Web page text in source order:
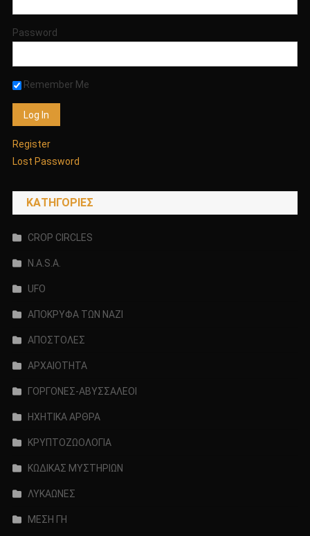
Password
Remember Me
Register
Lost Password
KΑΤΗΓΟΡΊΕΣ
CROP CIRCLES
N.A.S.A.
UFO
ΑΠΟΚΡΥΦΑ ΤΩΝ ΝΑΖΙ
ΑΠΟΣΤΟΛΕΣ
ΑΡΧΑΙΟΤΗΤΑ
ΓΟΡΓΟΝΕΣ-ΑΒΥΣΣΑΛΕΟΙ
ΗΧΗΤΙΚΑ ΑΡΘΡΑ
ΚΡΥΠΤΟΖΩΟΛΟΓΙΑ
ΚΩΔΙΚΑΣ ΜΥΣΤΗΡΙΩΝ
ΛΥΚΑΩΝΕΣ
ΜΕΣΗ ΓΗ